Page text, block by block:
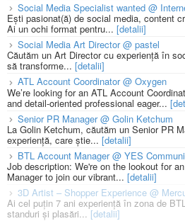
Social Media Specialist wanted @
Ești pasionat(ă) de social media, content
Ai un ochi format pentru... [detalii]
Social Media Art Director @ pastel
Căutăm un Art Director cu experiență în
să transforme... [detalii]
ATL Account Coordinator @ Oxygen
We’re looking for an ATL Account
and detail-oriented professional eager...
Senior PR Manager @ Golin Ketchum
La Golin Ketchum, căutăm un Senior PR
experiență, care știe... [detalii]
BTL Account Manager @ YES
Job description: We're on the lookout for
Manager to join our vibrant... [detalii]
3D Artist – Shopper Experience @
Ai cel puțin 7 ani experiență în zona de
standuri și plasări...[detalii]